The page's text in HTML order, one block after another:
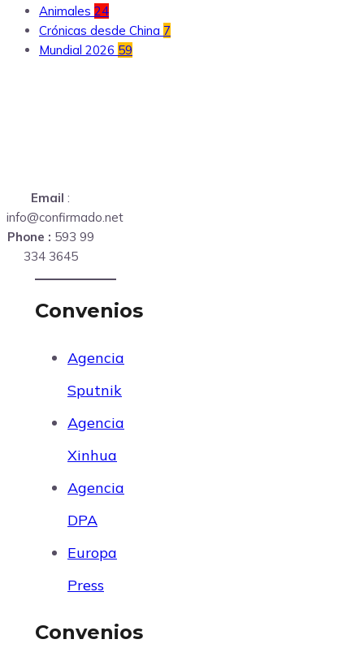
Animales 24
Crónicas desde China 7
Mundial 2026 59
Email :
info@confirmado.net
Phone : 593 99
334 3645
Convenios
Agencia
Sputnik
Agencia
Xinhua
Agencia
DPA
Europa
Press
Convenios